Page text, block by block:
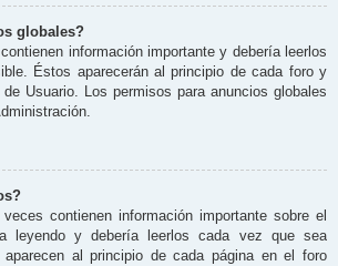
globales?
información importante y debería leerlos
Éstos aparecerán al principio de cada foro y
Usuario. Los permisos para anuncios globales
contienen información importante sobre el
leyendo y debería leerlos cada vez que sea
al principio de cada página en el foro